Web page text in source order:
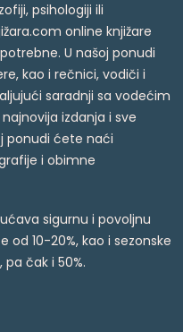
psihologiji ili
online knjižare
U našoj ponudi
kao i rečnici, vodiči i
saradnji sa vodećim
izdanja i sve
ponudi ćete naći
i obimne
sigurnu i povoljnu
od 10-20%, kao i sezonske
čak i 50%.